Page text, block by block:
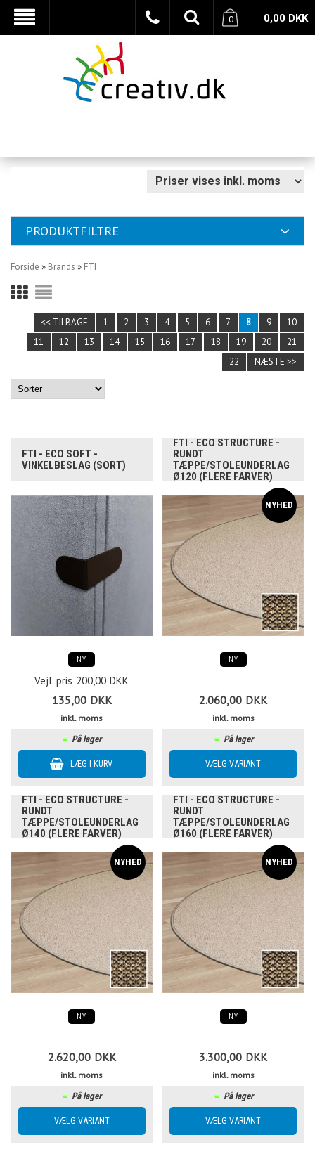
0,00 DKK
0
PRODUKTFILTRE
Forside » Brands » FTI
<< TILBAGE 1 2 3 4 5 6 7 8 9
10
11
12 13 14 15 16 17 18 19 20
21
22
NÆSTE >>
FTI - ECO SOFT -
VINKELBESLAG (SORT)
NY
Vejl. pris 200,00 DKK
135,00 DKK
inkl. moms
På lager
FTI - ECO STRUCTURE -
RUNDT
TÆPPE/STOLEUNDERLAG
Ø120 (FLERE FARVER)
NY
2.060,00 DKK
inkl. moms
På lager
FTI - ECO STRUCTURE -
RUNDT
TÆPPE/STOLEUNDERLAG
Ø140 (FLERE FARVER)
NY
2.620,00 DKK
inkl. moms
På lager
FTI - ECO STRUCTURE -
RUNDT
TÆPPE/STOLEUNDERLAG
Ø160 (FLERE FARVER)
NY
3.300,00 DKK
inkl. moms
På lager